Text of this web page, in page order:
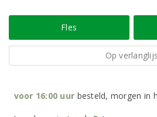
Fles
Op
voor 16:00 uur besteld, morgen in